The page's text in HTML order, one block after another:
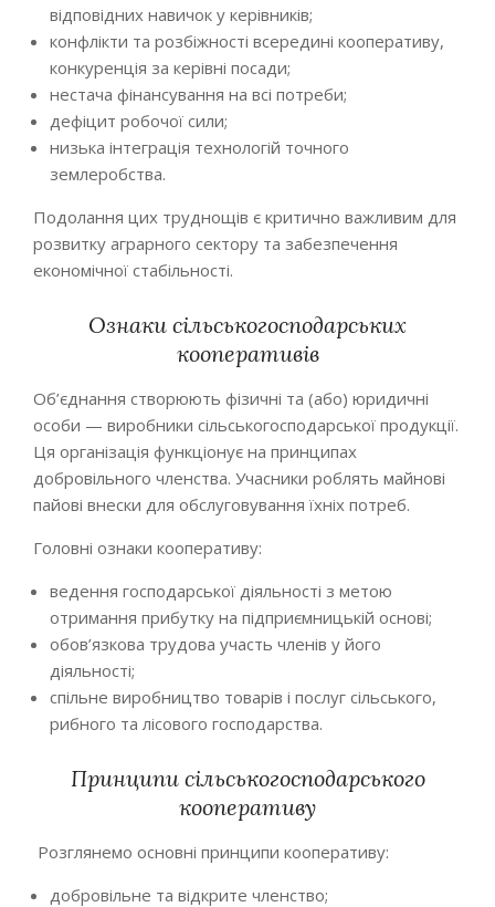
відповідних навичок у керівників;
конфлікти та розбіжності всередині кооперативу,
конкуренція за керівні посади;
нестача фінансування на всі потреби;
дефіцит робочої сили;
низька інтеграція технологій точного
землеробства.
Подолання цих труднощів є критично важливим для
розвитку аграрного сектору та забезпечення
економічної стабільності.
Ознаки сільськогосподарських
кооперативів
Об’єднання створюють фізичні та (або) юридичні
особи — виробники сільськогосподарської продукції.
Ця організація функціонує на принципах
добровільного членства. Учасники роблять майнові
пайові внески для обслуговування їхніх потреб.
Головні ознаки кооперативу:
ведення господарської діяльності з метою
отримання прибутку на підприємницькій основі;
обов’язкова трудова участь членів у його
діяльності;
спільне виробництво товарів і послуг сільського,
рибного та лісового господарства.
Принципи сільськогосподарського
кооперативу
Розглянемо основні принципи кооперативу:
добровільне та відкрите членство;